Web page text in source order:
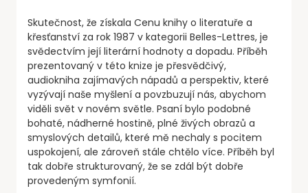
Skutečnost, že získala Cenu knihy o literatuře a
křesťanství za rok 1987 v kategorii Belles-Lettres, je
svědectvím její literární hodnoty a dopadu. Příběh
prezentovaný v této knize je přesvědčivý,
audiokniha zajímavých nápadů a perspektiv, které
vyzývají naše myšlení a povzbuzují nás, abychom
viděli svět v novém světle. Psaní bylo podobné
bohaté, nádherné hostině, plné živých obrazů a
smyslových detailů, které mě nechaly s pocitem
uspokojení, ale zároveň stále chtělo více. Příběh byl
tak dobře strukturovaný, že se zdál být dobře
provedeným symfonií.